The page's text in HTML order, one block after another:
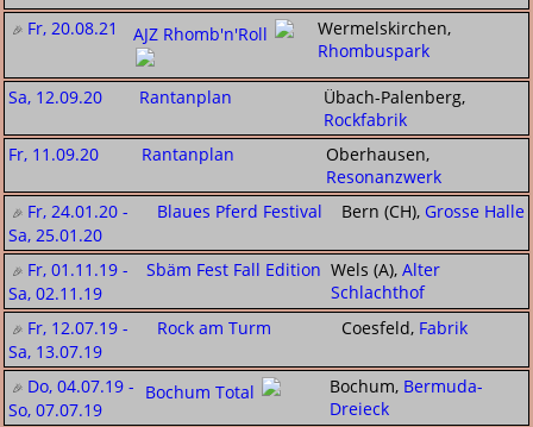
Fr, 20.08.21
AJZ Rhomb'n'Roll
Wermelskirchen,
Rhombuspark
Sa, 12.09.20 Rantanplan
Übach-Palenberg,
Rockfabrik
Fr, 11.09.20
Rantanplan
Oberhausen,
Resonanzwerk
Fr, 24.01.20 -
Sa, 25.01.20
Blaues Pferd Festival Bern (CH), Grosse Halle
Fr, 01.11.19 -
Sa, 02.11.19
Sbäm Fest Fall Edition Wels (A),Alter
Schlachthof
Fr, 12.07.19 -
Sa, 13.07.19
Rock am Turm Coesfeld, Fabrik
Do, 04.07.19 -
So, 07.07.19
Bochum Total Bochum, Bermuda-
Dreieck